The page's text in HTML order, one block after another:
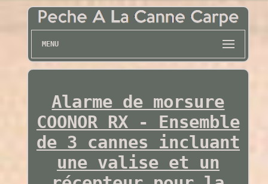
MENU
Alarme de morsure
COONOR RX - Ensemble
de 3 cannes incluant
une valise et un